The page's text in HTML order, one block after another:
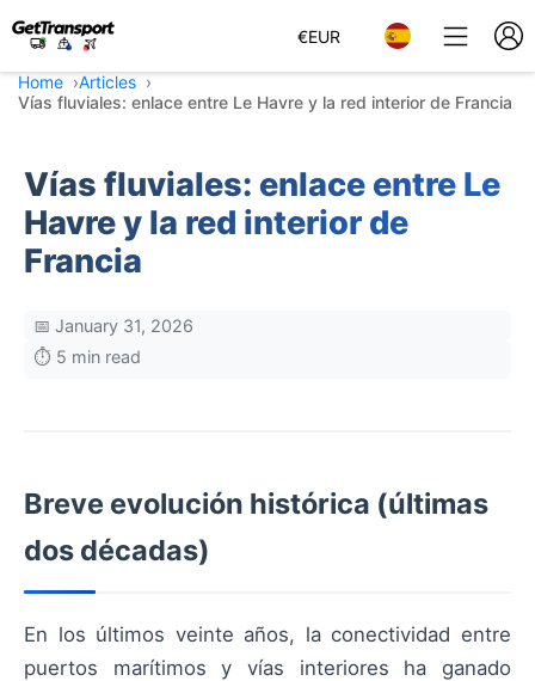
€EUR
Home
Articles
Vías fluviales: enlace entre Le Havre y la red interior de Francia
Vías fluviales: enlace entre Le
Havre y la red interior de
Francia
📅 January 31, 2026
⏱️ 5 min read
Breve evolución histórica (últimas
dos décadas)
En los últimos veinte años, la conectividad entre
puertos marítimos y vías interiores ha ganado